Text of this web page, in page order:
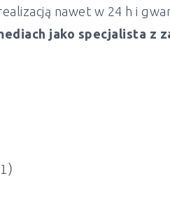
nawet w 24 h i
jako specjalista z